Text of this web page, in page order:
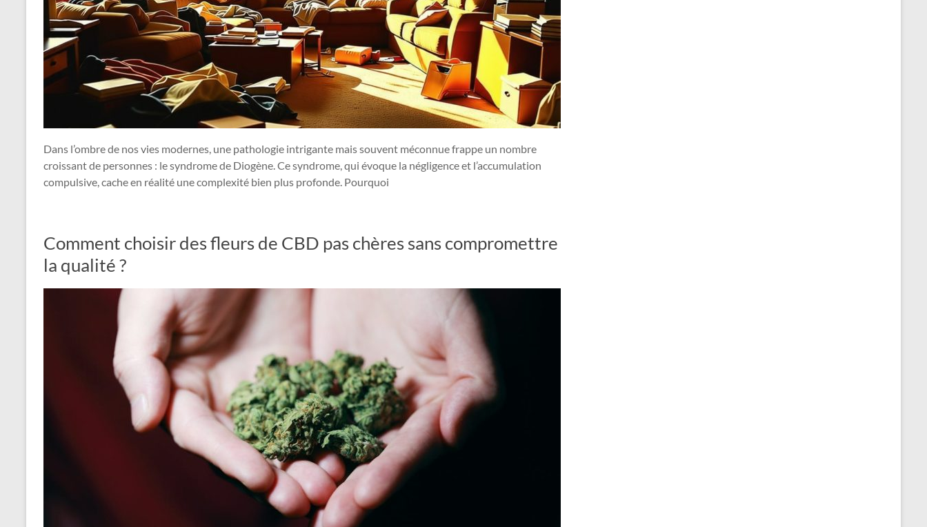
Dans l’ombre de nos vies modernes, une pathologie intrigante mais souvent méconnue frappe un nombre
croissant de personnes : le syndrome de Diogène. Ce syndrome, qui évoque la négligence et l’accumulation
compulsive, cache en réalité une complexité bien plus profonde. Pourquoi
Comment choisir des fleurs de CBD pas chères sans compromettre
la qualité ?